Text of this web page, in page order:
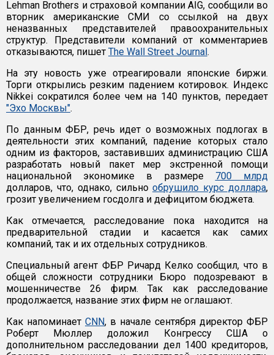
Lehman Brothers и страховой компании AIG, сообщили во
вторник американские СМИ со ссылкой на двух
неназванных представителей правоохранительных
структур. Представители компаний от комментариев
отказываются, пишет The Wall Street Journal.
На эту новость уже отреагировали японские биржи.
Торги открылись резким падением котировок. Индекс
Nikkei сократился более чем на 140 пунктов, передает
"Эхо Москвы".
По данным ФБР, речь идет о возможных подлогах в
деятельности этих компаний, падение которых стало
одним из факторов, заставивших администрацию США
разработать новый пакет мер экстренной помощи
национальной экономике в размере 700 млрд
долларов, что, однако, сильнообрушило курс доллара,
грозит увеличением госдолга и дефицитом бюджета.
Как отмечается, расследование пока находится на
предварительной стадии и касается как самих
компаний, так и их отдельных сотрудников.
Специальный агент ФБР Ричард Келко сообщил, что в
общей сложности сотрудники Бюро подозревают в
мошенничестве 26 фирм. Так как расследование
продолжается, название этих фирм не оглашают.
Как напоминает CNN, в начале сентября директор ФБР
Роберт Мюллер доложил Конгрессу США о
дополнительном расследовании дел 1400 кредиторов,